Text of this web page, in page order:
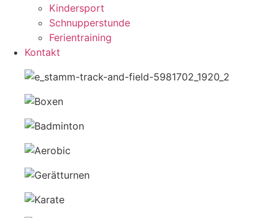
Kindersport
Schnupperstunde
Ferientraining
Kontakt